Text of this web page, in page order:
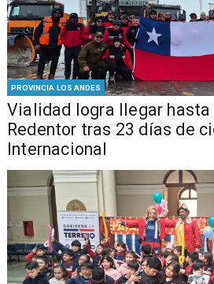
PROVINCIA LOS ANDES
Vialidad logra llegar hasta
Redentor tras 23 días de
Internacional